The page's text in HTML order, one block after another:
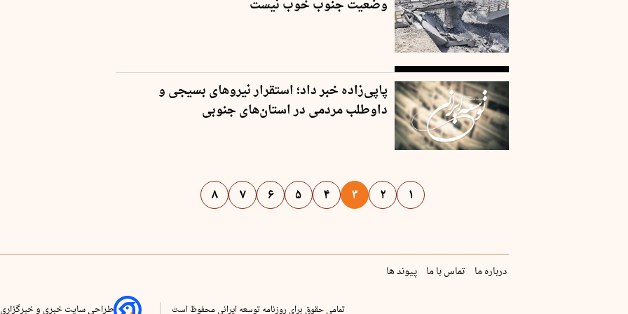
وضعیت جنوب خوب نیست
پاپی‌زاده خبر داد؛ استقرار نیروهای بسیجی و
داوطلب مردمی در استان‌های جنوبی
۱ ۲ ۳ ۴ ۵ ۶ ۷ ۸
درباره ما تماس با ما پیوند ها
تمامی حقوق برای روزنامه توسعه ایرانی محفوظ است طراحی سایت خبری و